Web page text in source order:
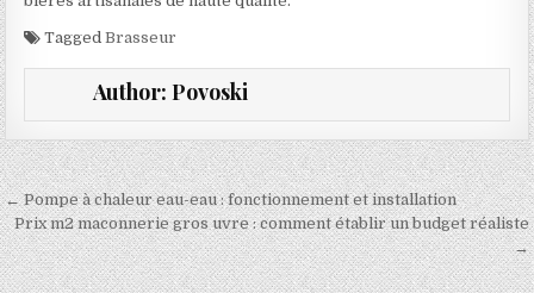
TaggedBrasseur
Author: Povoski
Navigation de l’article
← Pompe à chaleur eau-eau : fonctionnement et installation
Prix m2 maconnerie gros uvre : comment établir un budget réaliste
→